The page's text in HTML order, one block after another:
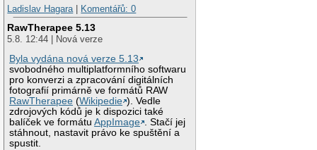
Ladislav Hagara| Komentářů: 0
RawTherapee 5.13
5.8. 12:44 | Nová verze
Byla vydána nová verze 5.13
svobodného multiplatformního softwaru
pro konverzi a zpracování digitálních
fotografií primárně ve formátů RAW
RawTherapee (Wikipedie ). Vedle
zdrojových kódů je k dispozici také
balíček ve formátuAppImage . Stačí jej
stáhnout, nastavit právo ke spuštění a
spustit.